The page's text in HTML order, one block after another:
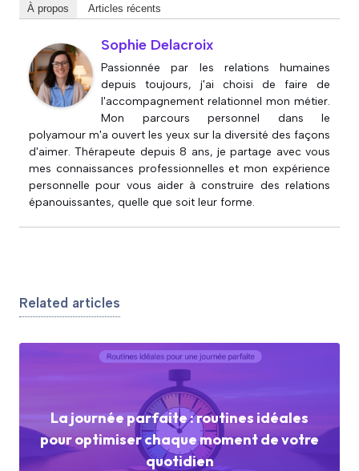
À propos Articles récents
Sophie Delacroix
Passionnée par les relations humaines
depuis toujours, j'ai choisi de faire de
l'accompagnement relationnel mon métier.
Mon parcours personnel dans le
polyamour m'a ouvert les yeux sur la diversité des façons
d'aimer. Thérapeute depuis 8 ans, je partage avec vous
mes connaissances professionnelles et mon expérience
personnelle pour vous aider à construire des relations
épanouissantes, quelle que soit leur forme.
Related articles
La journée parfaite : routines idéales
pour optimiser chaque moment de votre
quotidien